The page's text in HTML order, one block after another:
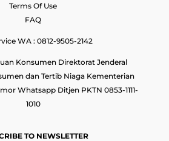
Terms Of Use
FAQ
WA : 0812-9505-2142
Konsumen Direktorat Jenderal
dan Tertib Niaga Kementerian
Whatsapp Ditjen PKTN 0853-1111-
1010
TO NEWSLETTER